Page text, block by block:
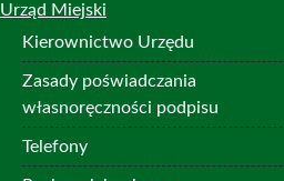
Urząd Miejski
Kierownictwo Urzędu
Zasady poświadczania
własnoręczności podpisu
Telefony